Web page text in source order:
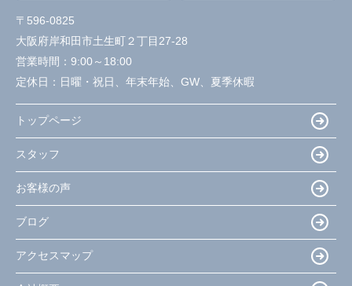
〒596-0825
大阪府岸和田市土生町２丁目27-28
営業時間： 9:00～18:00
定休日： 日曜・祝日、年末年始、GW、夏季休暇
トップページ
スタッフ
お客様の声
ブログ
アクセスマップ